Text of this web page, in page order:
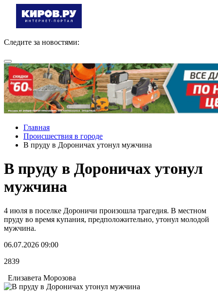
Следите за новостями:
Главная
Происшествия в городе
В пруду в Дороничах утонул мужчина
В пруду в Дороничах утонул
мужчина
4 июля в поселке Дороничи произошла трагедия. В местном
пруду во время купания, предположительно, утонул молодой
мужчина.
06.07.2026 09:00
2839
Елизавета Морозова